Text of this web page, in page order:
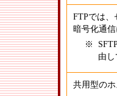
FTPでは、
暗号化通信
※
由し
共用型の